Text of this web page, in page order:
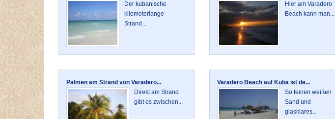
Der kubanische
kilometerlange
Strand...
Hier am Varadero
Beach kann man...
Palmen am Strand von Varadero...
Direkt am Strand
gibt es zwischen...
Varadero Beach auf Kuba ist de...
So feinen weißen
Sand und
glasklares...